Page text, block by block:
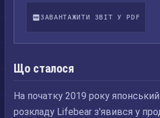
ЗАВАНТАЖИТИ ЗВІТ У PDF
Що сталося
На початку 2019 року
розкладу Lifebear з'явився у